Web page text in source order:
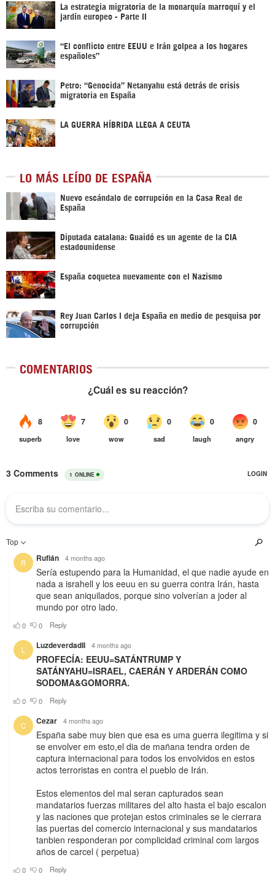
La estrategia migratoria de la monarquía marroquí y el
jardín europeo - Parte II
“El conflicto entre EEUU e Irán golpea a los hogares
españoles”
Petro: “Genocida” Netanyahu está detrás de crisis
migratoria en España
LA GUERRA HÍBRIDA LLEGA A CEUTA
LO MÁS LEÍDO DE ESPAÑA
Nuevo escándalo de corrupción en la Casa Real de
España
Diputada catalana: Guaidó es un agente de la CIA
estadounidense
España coquetea nuevamente con el Nazismo
Rey Juan Carlos I deja España en medio de pesquisa por
corrupción
COMENTARIOS